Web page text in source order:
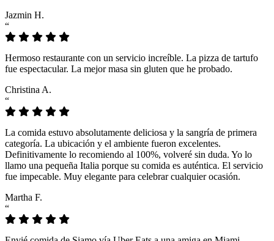
Jazmin H.
“
Hermoso restaurante con un servicio increíble. La pizza de tartufo
fue espectacular. La mejor masa sin gluten que he probado.
Christina A.
“
La comida estuvo absolutamente deliciosa y la sangría de primera
categoría. La ubicación y el ambiente fueron excelentes.
Definitivamente lo recomiendo al 100%, volveré sin duda. Yo lo
llamo una pequeña Italia porque su comida es auténtica. El servicio
fue impecable. Muy elegante para celebrar cualquier ocasión.
Martha F.
“